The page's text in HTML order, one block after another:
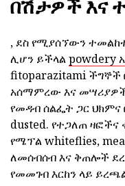
በሽታዎች እና
, ደስ የሚያሰኘውን
ሊሆን ይችላልpowdery
fitoparazitami
አሰማምረው እና
የመዳብ ሰልፌት ጋር ህክምና
dusted. የተጋለጠ
የሜፕል whiteflies,
ለመሰብሰብ እና ቅጠሎች
የመመገብ እርከን ላይ